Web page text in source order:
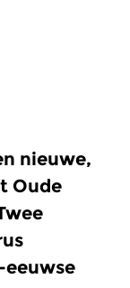
nieuwe,
Oude
eeuwse